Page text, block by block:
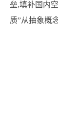
垒,填补国内
质”从抽象概